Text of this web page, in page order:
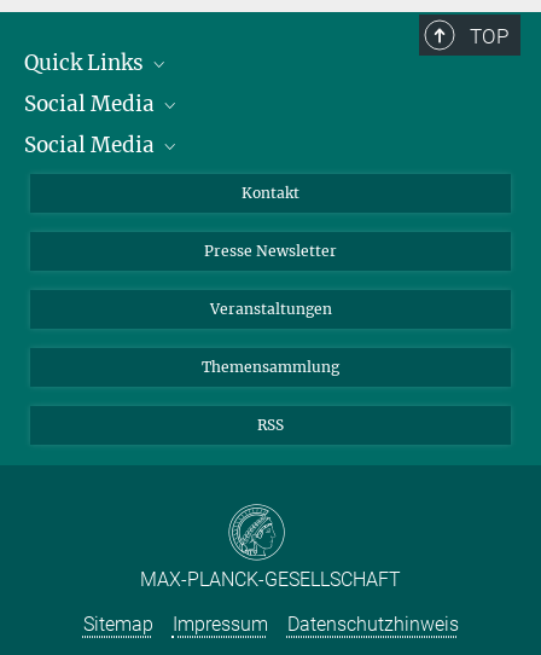
TOP
Quick Links
Präsident
Zahlen und Fakten
Meldestelle Fehlverhalten
Social Media
Bluesky
TikTok
Social Media
Instagram
YouTube
Kontakt
Presse Newsletter
Veranstaltungen
Themensammlung
RSS
MAX-PLANCK-GESELLSCHAFT
Sitemap
Impressum Datenschutzhinweis